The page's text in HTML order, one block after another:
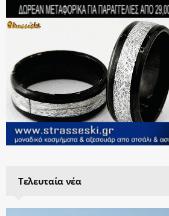
Τελευταία νέα